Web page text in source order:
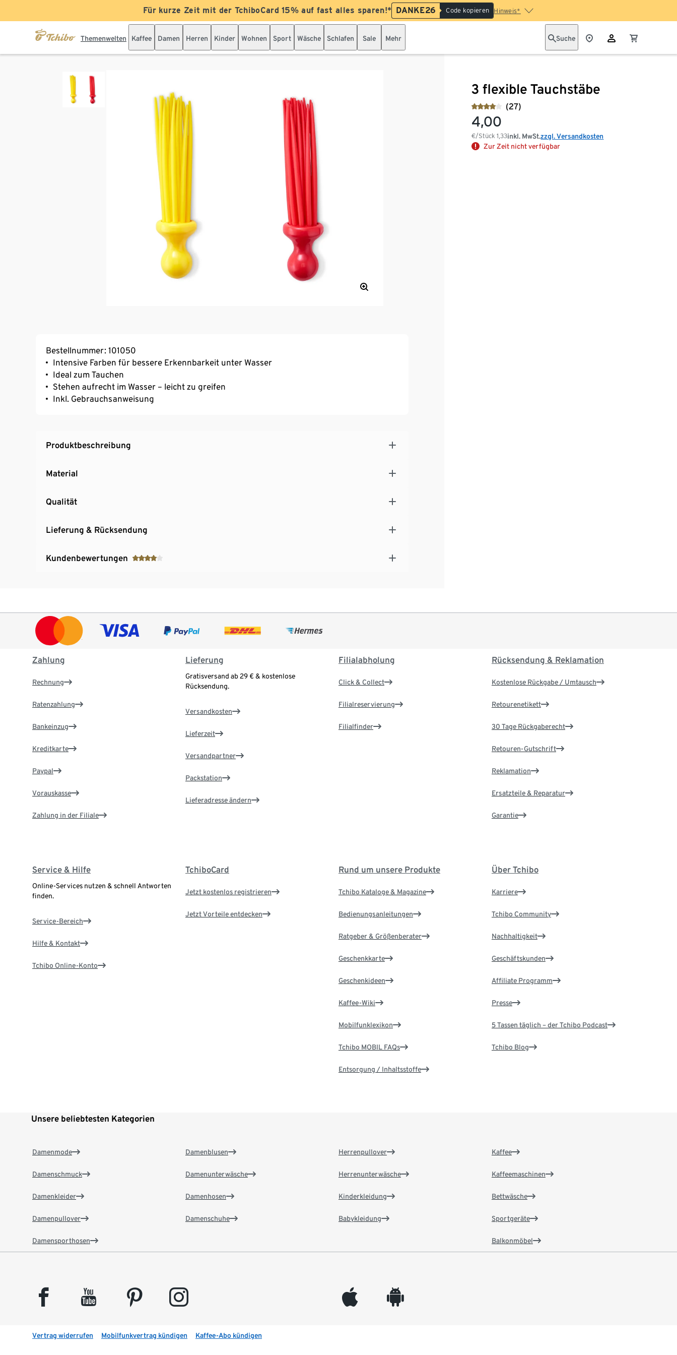
Für kurze Zeit mit der TchiboCard 15% auf fast alles sparen!* DANKE26 Code kopieren Hinweis*
Themenwelten Kaffee Damen Herren Kinder Wohnen Sport Wäsche Schlafen Sale Mehr Suche
3 flexible Tauchstäbe
(27)
4,00
€/Stück1,33inkl. MwSt.zzgl. Versandkosten
Zur Zeit nicht verfügbar
Bestellnummer: 101050
Intensive Farben für bessere Erkennbarkeit unter Wasser
Ideal zum Tauchen
Stehen aufrecht im Wasser – leicht zu greifen
Inkl. Gebrauchsanweisung
Produktbeschreibung
Material
Qualität
Lieferung & Rücksendung
Kundenbewertungen
Zahlung
Rechnung
Ratenzahlung
Bankeinzug
Kreditkarte
Paypal
Vorauskasse
Zahlung in der Filiale
Lieferung
Gratisversand ab 29 € & kostenlose
Rücksendung.
Versandkosten
Lieferzeit
Versandpartner
Packstation
Lieferadresse ändern
Filialabholung
Click & Collect
Filialreservierung
Filialfinder
Rücksendung & Reklamation
Kostenlose Rückgabe / Umtausch
Retourenetikett
30 Tage Rückgaberecht
Retouren-Gutschrift
Reklamation
Ersatzteile & Reparatur
Garantie
Service & Hilfe
Online-Services nutzen & schnell Antworten
finden.
Service-Bereich
Hilfe & Kontakt
Tchibo Online-Konto
TchiboCard
Jetzt kostenlos registrieren
Jetzt Vorteile entdecken
Rund um unsere Produkte
Tchibo Kataloge & Magazine
Bedienungsanleitungen
Ratgeber & Größenberater
Geschenkkarte
Geschenkideen
Kaffee-Wiki
Mobilfunklexikon
Tchibo MOBIL FAQs
Entsorgung / Inhaltsstoffe
Über Tchibo
Karriere
Tchibo Community
Nachhaltigkeit
Geschäftskunden
Affiliate Programm
Presse
5 Tassen täglich – der Tchibo Podcast
Tchibo Blog
Unsere beliebtesten Kategorien
Damenmode
Damenschmuck
Damenkleider
Damenpullover
Damensporthosen
Damenblusen
Damenunterwäsche
Damenhosen
Damenschuhe
Herrenpullover
Herrenunterwäsche
Kinderkleidung
Babykleidung
Kaffee
Kaffeemaschinen
Bettwäsche
Sportgeräte
Balkonmöbel
facebook youtube pinterest instagram appleinc android
Vertrag widerrufen Mobilfunkvertrag kündigen Kaffee-Abo kündigen